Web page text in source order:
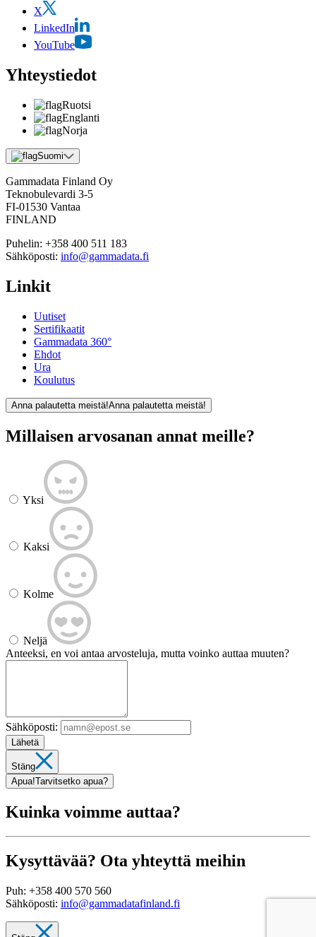
X
LinkedIn
YouTube
Yhteystiedot
Ruotsi
Englanti
Norja
Suomi
Gammadata Finland Oy
Teknobulevardi 3-5
FI-01530 Vantaa
FINLAND
Puhelin: +358 400 511 183
Sähköposti: info@gammadata.fi
Linkit
Uutiset
Sertifikaatit
Gammadata 360°
Ehdot
Ura
Koulutus
Anna palautetta meistä!Anna palautetta meistä!
Millaisen arvosanan annat meille?
Yksi
Kaksi
Kolme
Neljä
Anteeksi, en voi antaa arvosteluja, mutta voinko auttaa muuten?
Sähköposti:
Lähetä
Stäng
Apua!Tarvitsetko apua?
Kuinka voimme auttaa?
Kysyttävää? Ota yhteyttä meihin
Puh: +358 400 570 560
Sähköposti: info@gammadatafinland.fi